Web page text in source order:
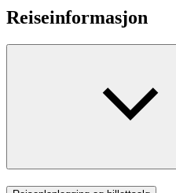
Reiseinformasjon